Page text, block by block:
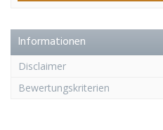
Informationen
Disclaimer
Bewertungskriterien